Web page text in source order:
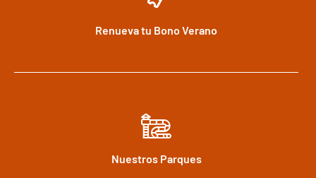
Renueva tu Bono Verano
Nuestros Parques